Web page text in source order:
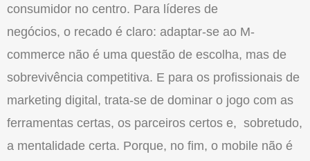
consumidor no centro. Para líderes de
negócios, o recado é claro: adaptar-se ao M-
commerce não é uma questão de escolha, mas de
sobrevivência competitiva. E para os profissionais de
marketing digital, trata-se de dominar o jogo com as
ferramentas certas, os parceiros certos e, sobretudo,
a mentalidade certa. Porque, no fim, o mobile não é